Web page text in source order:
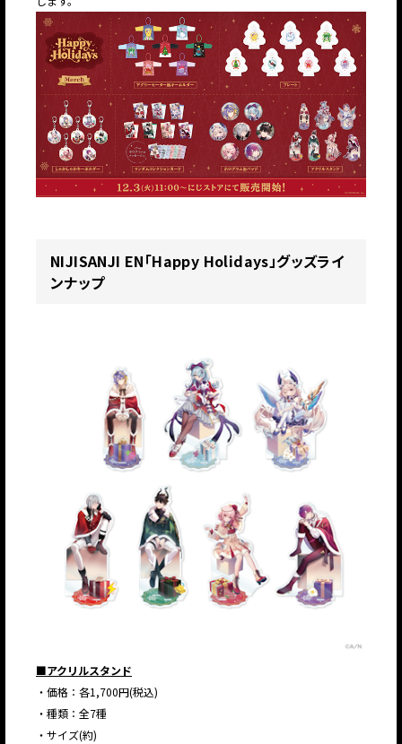
NIJISANJI EN「Happy Holidays」グッズライ
ンナップ
■アクリルスタンド
・価格：各1,700円(税込)
・種類：全7種
・サイズ(約)